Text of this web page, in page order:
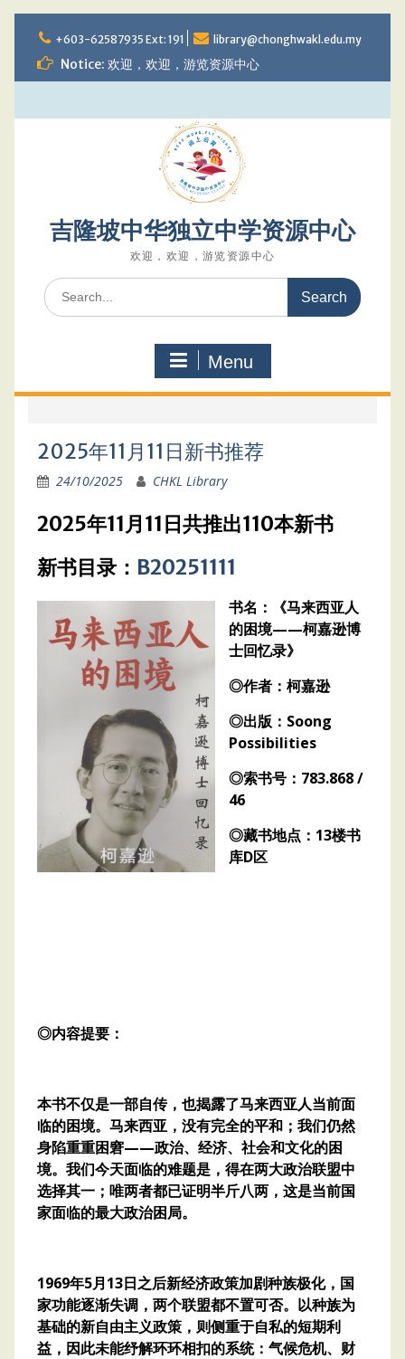
to
content
+603-62587935 Ext: 191 library@chonghwakl.edu.my
Notice: 欢迎，欢迎，游览资源中心
吉隆坡中华独立中学资源中心
欢迎，欢迎，游览资源中心
Search
for:
Menu
2025年11月11日新书推荐
24/10/2025 CHKL Library
2025年11月11日共推出110本新书
新书目录： B20251111
书名：《马来西亚人
的困境——柯嘉逊博
士回忆录》
◎作者：柯嘉逊
◎出版：Soong
Possibilities
◎索书号：783.868 /
46
◎藏书地点：13楼书
库D区
◎内容提要：
本书不仅是一部自传，也揭露了马来西亚人当前面
临的困境。马来西亚，没有完全的平和；我们仍然
身陷重重困窘——政治、经济、社会和文化的困
境。我们今天面临的难题是，得在两大政治联盟中
选择其一；唯两者都已证明半斤八两，这是当前国
家面临的最大政治困局。
1969年5月13日之后新经济政策加剧种族极化，国
家功能逐渐失调，两个联盟都不置可否。以种族为
基础的新自由主义政策，则侧重于自私的短期利
益，因此未能纾解环环相扣的系统：气候危机、财